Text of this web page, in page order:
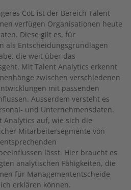
CoE ist der Bereich Talent
verfügen Organisationen heute
Diese gilt es, für
als Entscheidungsgrundlagen
die weit über das
Mit Talent Analytics erkennt
zwischen verschiedenen
mit passenden
Ausserdem versteht es
und Unternehmensdaten.
Analytics auf, wie sich die
Mitarbeitersegmente von
lässt. Hier braucht es
analytischen Fähigkeiten, die
für Managemententscheide
erklären können.